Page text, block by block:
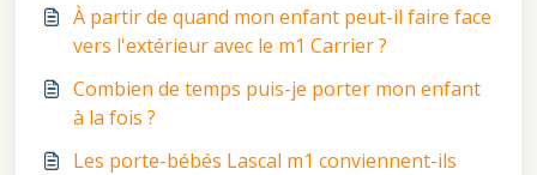
À partir de quand mon enfant peut-il faire face
vers l'extérieur avec le m1 Carrier ?
Combien de temps puis-je porter mon enfant
à la fois ?
Les porte-bébés Lascal m1 conviennent-ils